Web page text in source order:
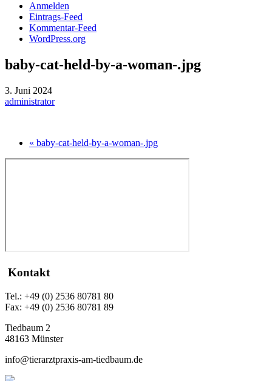
Anmelden
Eintrags-Feed
Kommentar-Feed
WordPress.org
baby-cat-held-by-a-woman-.jpg
3. Juni 2024
administrator
« baby-cat-held-by-a-woman-.jpg
Kontakt
Tel.: +49 (0) 2536 80781 80
Fax: +49 (0) 2536 80781 89
Tiedbaum 2
48163 Münster
info@tierarztpraxis-am-tiedbaum.de